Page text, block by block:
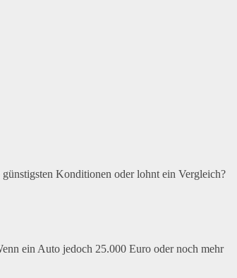
Konditionen oder lohnt ein Vergleich?
ein Auto jedoch 25.000 Euro oder noch mehr